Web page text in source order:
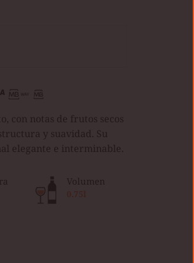
con notas de frutos secos
y suavidad. Su
elegante e interminable.
Volumen